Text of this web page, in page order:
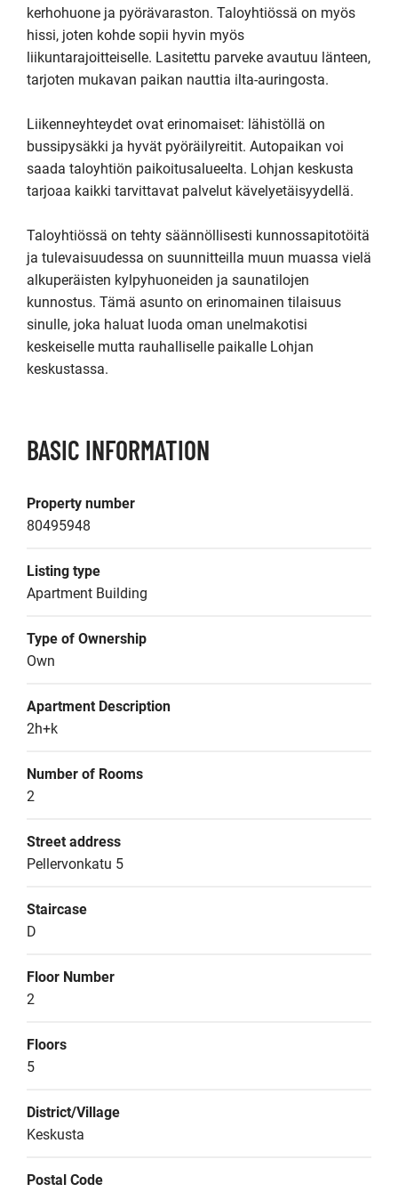
kerhohuone ja pyörävaraston. Taloyhtiössä on myös
hissi, joten kohde sopii hyvin myös
liikuntarajoitteiselle. Lasitettu parveke avautuu länteen,
tarjoten mukavan paikan nauttia ilta-auringosta.
Liikenneyhteydet ovat erinomaiset: lähistöllä on
bussipysäkki ja hyvät pyöräilyreitit. Autopaikan voi
saada taloyhtiön paikoitusalueelta. Lohjan keskusta
tarjoaa kaikki tarvittavat palvelut kävelyetäisyydellä.
Taloyhtiössä on tehty säännöllisesti kunnossapitotöitä
ja tulevaisuudessa on suunnitteilla muun muassa vielä
alkuperäisten kylpyhuoneiden ja saunatilojen
kunnostus. Tämä asunto on erinomainen tilaisuus
sinulle, joka haluat luoda oman unelmakotisi
keskeiselle mutta rauhalliselle paikalle Lohjan
keskustassa.
BASIC INFORMATION
Property number
80495948
Listing type
Apartment Building
Type of Ownership
Own
Apartment Description
2h+k
Number of Rooms
2
Street address
Pellervonkatu 5
Staircase
D
Floor Number
2
Floors
5
District/Village
Keskusta
Postal Code